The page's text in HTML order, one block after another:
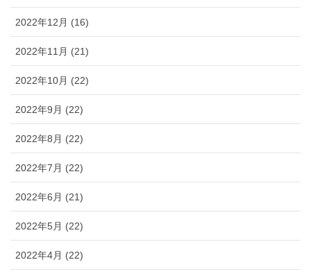
2022年12月 (16)
2022年11月 (21)
2022年10月 (22)
2022年9月 (22)
2022年8月 (22)
2022年7月 (22)
2022年6月 (21)
2022年5月 (22)
2022年4月 (22)